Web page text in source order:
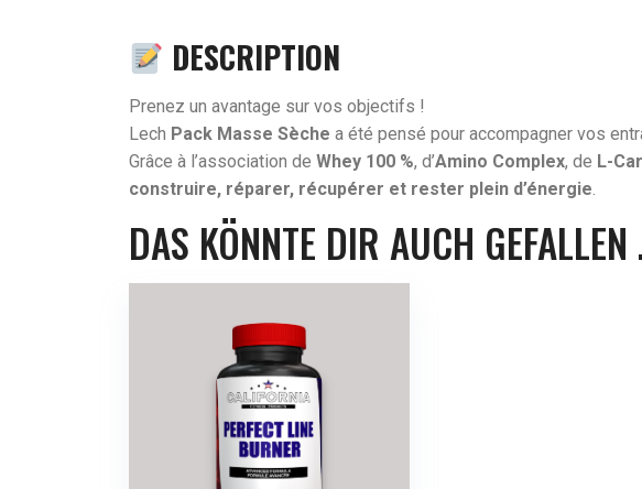
DESCRIPTION
Prenez un avantage sur vos objectifs !
Lech Pack Masse Sèche a été pensé pour accompagner vos
Grâce à l’association de Whey 100 %, d’Amino Complex, de L-
construire, réparer, récupérer et rester plein d’énergie.
DAS KÖNNTE DIR AUCH